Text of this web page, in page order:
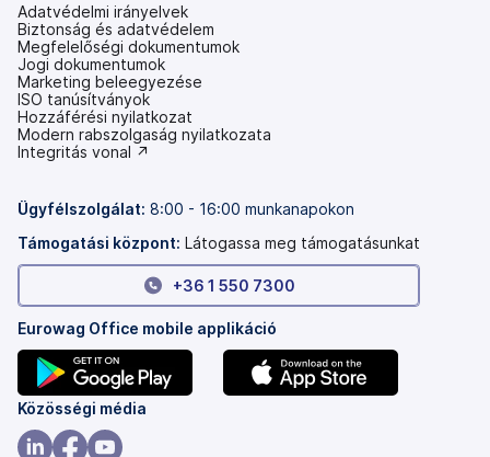
Adatvédelmi irányelvek
Biztonság és adatvédelem
Megfelelőségi dokumentumok
Jogi dokumentumok
Marketing beleegyezése
ISO tanúsítványok
Hozzáférési nyilatkozat
(új
lapon
Modern rabszolgaság nyilatkozata
(új
meg)
Integritás vonal ↗
Ügyfélszolgálat: 8:00 - 16:00 munkanapokon
Támogatási központ: Látogassa meg támogatásunkat
+36 1 550 7300
Eurowag Office mobile applikáció
(új
lapon
Közösségi média